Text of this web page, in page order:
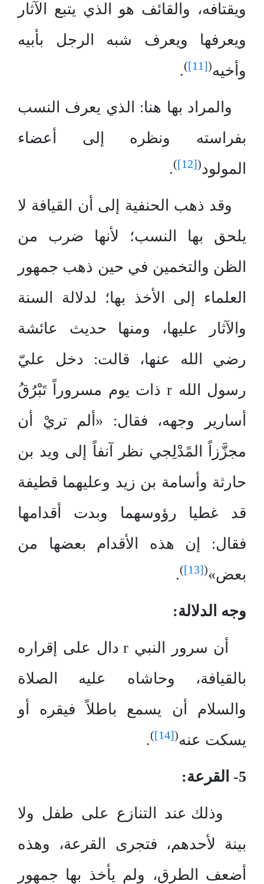
ويقتافه، والقائف هو الذي يتبع الآثار
ويعرفها ويعرف شبه الرجل بأبيه
وأخيه(
[11]
)
.
والمراد بها هنا: الذي يعرف النسب
بفراسته ونظره إلى أعضاء
المولود(
[12]
)
.
وقد ذهب الحنفية إلى أن القيافة لا
يلحق بها النسب؛ لأنها ضرب من
الظن والتخمين في حين ذهب جمهور
العلماء إلى الأخذ بها؛ لدلالة السنة
والآثار عليها، ومنها حديث عائشة
رضي الله عنها، قالت: دخل عليّ
رسول الله r ذات يوم مسروراً تَبْرُقُ
أسارير وجهه، فقال: «ألم تريْ أن
مجزَّزاً المًدْلِجي نظر آنفاً إلى ويد بن
حارثة وأسامة بن زيد وعليهما قطيفة
قد غطيا رؤوسهما وبدت أقدامها
فقال: إن هذه الأقدام بعضها من
بعض»(
[13]
)
.
وجه الدلالة:
أن سرور النبي r دال على إقراره
بالقيافة، وحاشاه عليه الصلاة
والسلام أن يسمع باطلاً فيقره أو
يسكت عنه(
[14]
)
.
5- القرعة:
وذلك عند التنازع على طفل ولا
بينة لأحدهم، فتجرى القرعة، وهذه
أضعف الطرق، ولم يأخذ بها جمهور